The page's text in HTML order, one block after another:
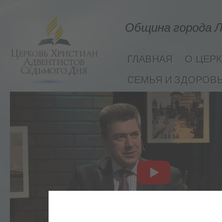
Община города
ГЛАВНАЯ
О
СЕМЬЯ И